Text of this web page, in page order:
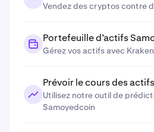
Vendez des cryptos contre
Portefeuille d’actifs
Gérez vos actifs avec
Prévoir le cours des
Utilisez notre outil de
Samoyedcoin